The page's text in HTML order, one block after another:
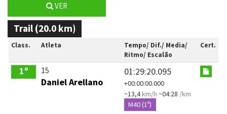
VER
Trail (20.0 km)
Class. Atleta
Tempo/ Dif./ Media/
Ritmo/ Escalão
Cert.
1º 15
Daniel Arellano
01:29:20.095
+00:00:00.000
~13,4km/h ~04:28 /km
M40 (1º)